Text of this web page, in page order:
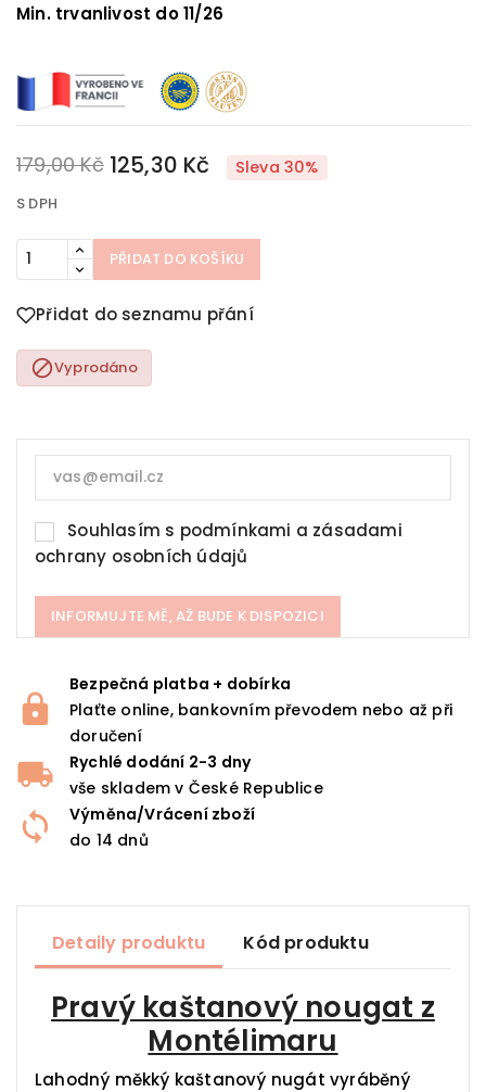
Min. trvanlivost do 11/26
179,00 Kč 125,30 Kč Sleva 30%
S DPH
PŘIDAT DO KOŠÍKU
Přidat do seznamu přání
Vyprodáno
Souhlasím s podmínkami a zásadami
ochrany osobních údajů
INFORMUJTE MĚ, AŽ BUDE K DISPOZICI
Bezpečná platba + dobírka
Plaťte online, bankovním převodem nebo až při
doručení
Rychlé dodání 2-3 dny
vše skladem v České Republice
Výměna/Vrácení zboží
do 14 dnů
Detaily produktu Kód produktu
Pravý kaštanový nougat z
Montélimaru
Lahodný měkký kaštanový nugát vyráběný